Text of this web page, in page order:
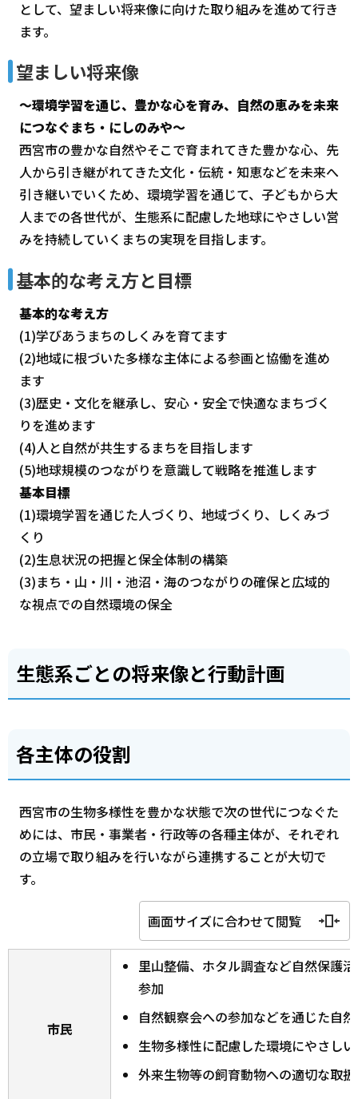
として、望ましい将来像に向けた取り組みを進めて行き
ます。
望ましい将来像
～環境学習を通じ、豊かな心を育み、自然の恵みを未来
につなぐまち・にしのみや～
西宮市の豊かな自然やそこで育まれてきた豊かな心、先
人から引き継がれてきた文化・伝統・知恵などを未来へ
引き継いでいくため、環境学習を通じて、子どもから大
人までの各世代が、生態系に配慮した地球にやさしい営
みを持続していくまちの実現を目指します。
基本的な考え方と目標
基本的な考え方
(1)学びあうまちのしくみを育てます
(2)地域に根づいた多様な主体による参画と協働を進め
ます
(3)歴史・文化を継承し、安心・安全で快適なまちづく
りを進めます
(4)人と自然が共生するまちを目指します
(5)地球規模のつながりを意識して戦略を推進します
基本目標
(1)環境学習を通じた人づくり、地域づくり、しくみづ
くり
(2)生息状況の把握と保全体制の構築
(3)まち・山・川・池沼・海のつながりの確保と広域的
な視点での自然環境の保全
生態系ごとの将来像と行動計画
各主体の役割
西宮市の生物多様性を豊かな状態で次の世代につなぐた
めには、市民・事業者・行政等の各種主体が、それぞれ
の立場で取り組みを行いながら連携することが大切で
す。
画面サイズに合わせて閲覧
市民
里山整備、ホタル調査など自然保護
参加
自然観察会への参加などを通じた自
生物多様性に配慮した環境にやさし
外来生物等の飼育動物への適切な取